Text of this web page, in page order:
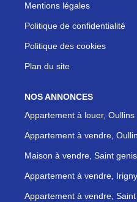
Mentions légales
Politique de confidentialité
Politique des cookies
Plan du site
NOS ANNONCES
Appartement à louer, Oullins
Appartement à vendre,
Maison à vendre, Saint
Appartement à vendre, Irigny
Appartement à vendre,